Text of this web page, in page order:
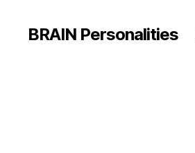
BRAIN Personalities